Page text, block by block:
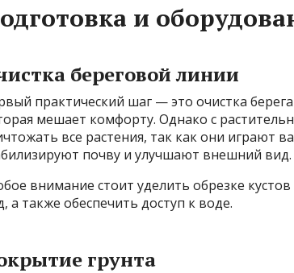
и
береговой линии
практический шаг — это очистка
мешает комфорту. Однако с
все растения, так как они играют
почву и улучшают внешний вид.
внимание стоит уделить обрезке
а также обеспечить доступ к воде.
грунта